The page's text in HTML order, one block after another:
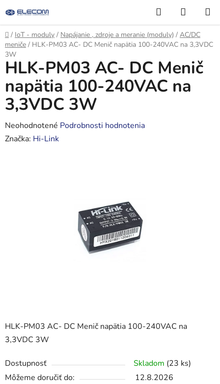
na
obsah
Hľadať
KOŠÍK
Domov
/ IoT - moduly / Napájanie , zdroje a meranie (moduly) / AC/DC
meniče / HLK-PM03 AC- DC Menič napätia 100-240VAC na 3,3VDC
3W
HLK-PM03 AC- DC Menič napätia 100-240VAC na
3,3VDC 3W
Dostupnosť Skladom (23 ks)
Môžeme doručiť do:
12.8.2026
HLK-PM03 AC- DC Menič
napätia 100-240VAC na
3,3VDC 3W
Priemerné
hodnotenie
Neohodnotené Podrobnosti hodnotenia
Značka: Hi-Link